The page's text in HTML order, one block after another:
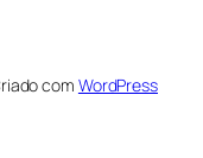
com WordPress